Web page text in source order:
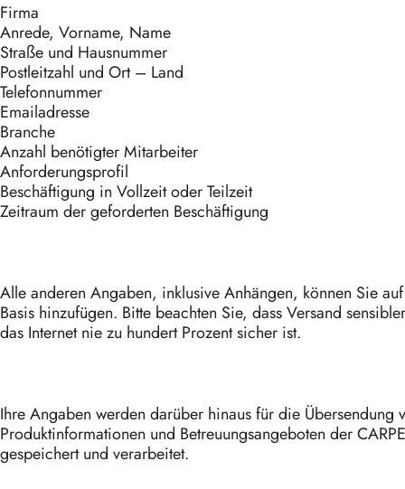
Firma
Anrede, Vorname, Name
Straße und Hausnummer
Postleitzahl und Ort – Land
Telefonnummer
Emailadresse
Branche
Anzahl benötigter Mitarbeiter
Anforderungsprofil
Beschäftigung in Vollzeit oder Teilzeit
Zeitraum der geforderten Beschäftigung
Alle anderen Angaben, inklusive Anhängen, können Sie
Basis hinzufügen. Bitte beachten Sie, dass Versand
das Internet nie zu hundert Prozent sicher ist.
Ihre Angaben werden darüber hinaus für die Übersendung
Produktinformationen und Betreuungsangeboten der
gespeichert und verarbeitet.